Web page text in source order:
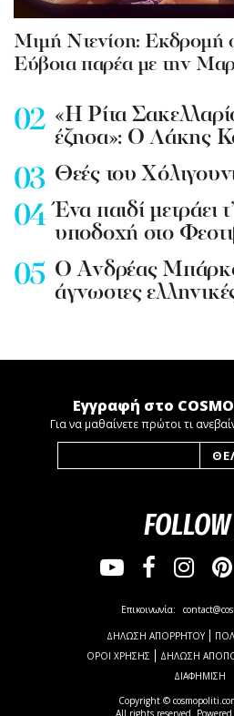
Mιμή Ντενίση: Εκδρομή
Εύβοια παρέα με την
«Η Ρίτα
έζησα»: Ο Λάκης
Θεές του
Ένα παιδί μετράει
υποδοχή στο
Ο Ανδρέας
άγνωστες
Εγγραφή στο COSMO
Για να μαθαίνετε πρώτοι τι
Copyright ©
All rights reserved.
Επικοινωνία:
ΔΗΛΩΣΗ ΑΠΟΡΡΗΤΟΥ
ΟΡΟΙ ΧΡΗΣΗΣ
ΔΗΛΩΣΗ
ΔΙΑΦΗΜΙΣΗ